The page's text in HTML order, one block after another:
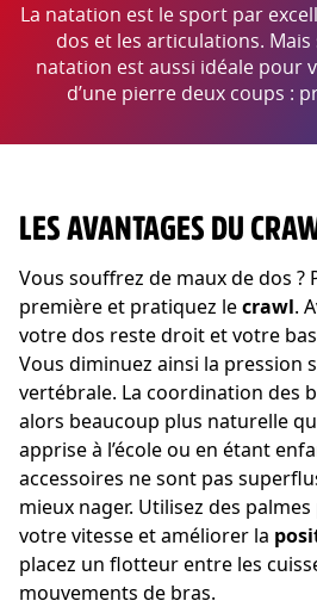
La natation est le sport par
dos et les articulations. Mais
natation est aussi idéale pour
d’une pierre deux coups :
LES AVANTAGES DU
Vous souffrez de maux de dos ?
première et pratiquez lecrawl.
votre dos reste droit et votre
Vous diminuez ainsi la pression
vertébrale. La coordination des
alors beaucoup plus naturelle
apprise à l’école ou en étant
accessoires ne sont pas
mieux nager. Utilisez des
votre vitesse et améliorer la
placez un flotteur entre les
mouvements de bras.